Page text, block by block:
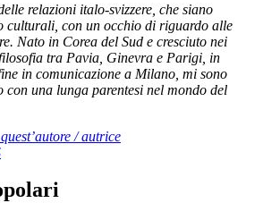
relazioni italo-svizzere, che siano
culturali, con un occhio di riguardo alle
Nato in Corea del Sud e cresciuto nei
tra Pavia, Ginevra e Parigi, in
in comunicazione a Milano, mi sono
una lunga parentesi nel mondo del
/ autrice